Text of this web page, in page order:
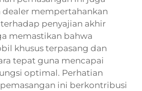
mempertahankan
penyajian akhir
memastikan bahwa
khusus terpasang dan
tepat guna mencapai
optimal. Perhatian
ini berkontribusi